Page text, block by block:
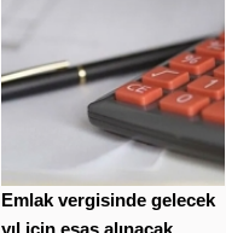
Emlak vergisinde gelecek
yıl için esas alınacak ...